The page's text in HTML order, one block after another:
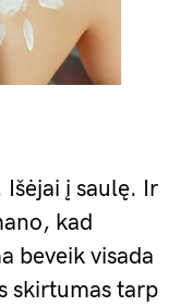
Išėjai į saulę. Ir
kad
beveik visada
skirtumas tarp